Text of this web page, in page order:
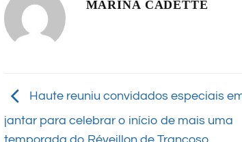
MARINA CADETTE
Haute reuniu convidados especiais
jantar para celebrar o início de mais uma